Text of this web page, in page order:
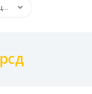
Одаберите опцију
рсд